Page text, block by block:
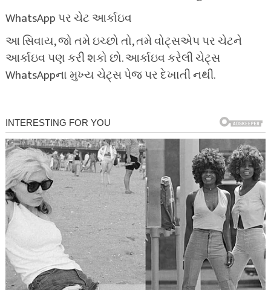
WhatsApp પર ચેટ આર્કાઇવ
આ સિવાય, જો તમે ઇચ્છો તો, તમે વોટ્સએપ પર ચેટને
આર્કાઇવ પણ કરી શકો છો. આર્કાઇવ કરેલી ચેટ્સ
WhatsAppના મુખ્ય ચેટ્સ પેજ પર દેખાતી નથી.